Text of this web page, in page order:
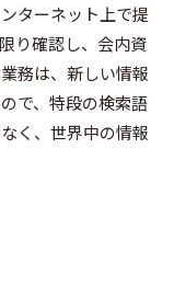
ターネット上で提
り確認し、会内資
務は、新しい情報
で、特段の検索語
く、世界中の情報